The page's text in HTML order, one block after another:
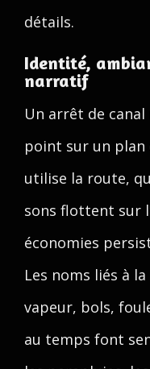
détails.
Identité,
narratif
Un arrêt de
point sur un
utilise la route,
sons flottent sur
économies
Les noms liés à
vapeur, bols,
au temps font